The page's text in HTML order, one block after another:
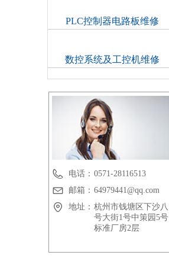
电话： 0571-28116513
邮箱： 64979441@qq.com
地址： 杭州市钱塘区下沙八
号大街1号中策园5号
标准厂房2层
PLC控制器电路板维修
数控系统及工控机维修